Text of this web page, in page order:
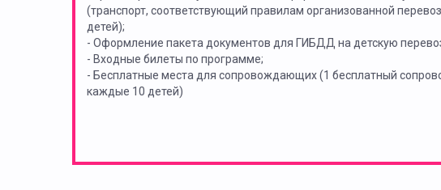
(транспорт, соответствующий правилам организованной
детей);
- Оформление пакета документов для ГИБДД на детскую
- Входные билеты по программе;
- Бесплатные места для сопровождающих (1 бесплатный
каждые 10 детей)